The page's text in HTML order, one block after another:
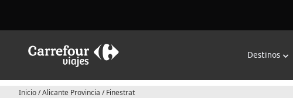
Destinos
Inicio/Alicante Provincia /Finestrat